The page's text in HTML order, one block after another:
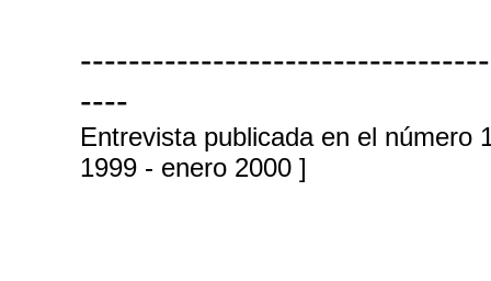
----
Entrevista publicada en el número
1999 - enero 2000 ]